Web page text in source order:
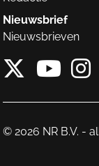
Nieuwsbrief
Nieuwsbrieven
X van
© 2026 NR B.V. -